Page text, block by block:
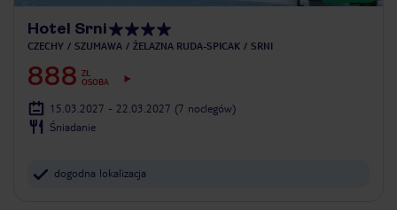
Hotel Srni
CZECHY SZUMAWA ŻELAZNA RUDA-SPICAK SRNI
888 ZŁ
OSOBA
15.03.2027 - 22.03.2027 (7 noclegów)
Śniadanie
dogodna lokalizacja